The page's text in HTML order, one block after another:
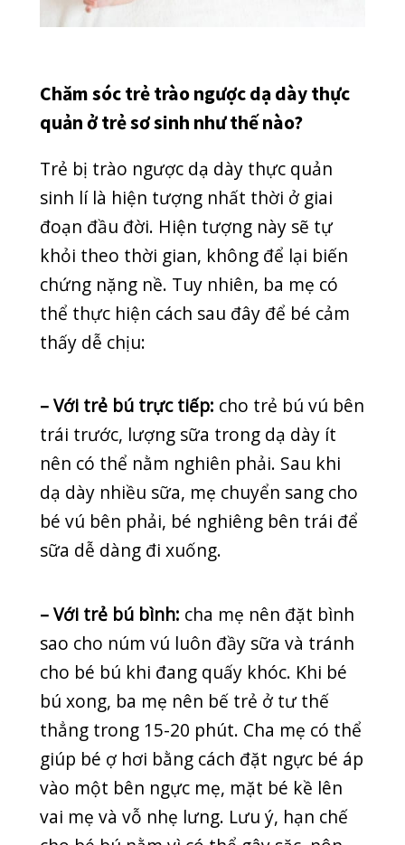
vai mẹ và vỗ nhẹ lưng. Lưu ý, hạn chế
TIN MỚI
Thể loại
COVID-19 DENTAL CLINIC
GENERAL HEALTH
KỸ THUẬT NEWS NGOẠI KHOA
RĂNG HÀM MẶT SẢN PHỤ KHOA
SỨC KHỎE THƯỞNG THỨC
TAI MŨI HỌNG TIN MỚI
UNG THƯ Y HỌC CỔ TRUYỀN
Tin mới nhất
CUỐI TUẦN VẪN KHÁM BÌNH THƯỜNG –
PHÒNG KHÁM QUỐC TẾ QUANG THANH PHỤC
VỤ 7 NGÀY/TUẦN
20/07/2026